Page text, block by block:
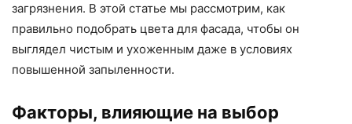
загрязнения. В этой статье мы рассмотрим, как
правильно подобрать цвета для фасада, чтобы он
выглядел чистым и ухоженным даже в условиях
повышенной запыленности.
Факторы, влияющие на выбор